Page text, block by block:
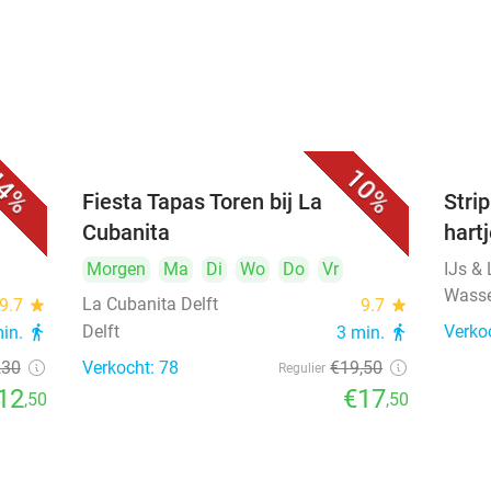
star
directions_walk
,50
10%
Fiesta Tapas Toren bij La
Cubanita
Morgen Ma Di Wo Do
Vr
La Cubanita Delft
9.7 star
Delft 3 min. directions_walk
Verkocht: 78 Regulier €19,50
€17,50
IJs &